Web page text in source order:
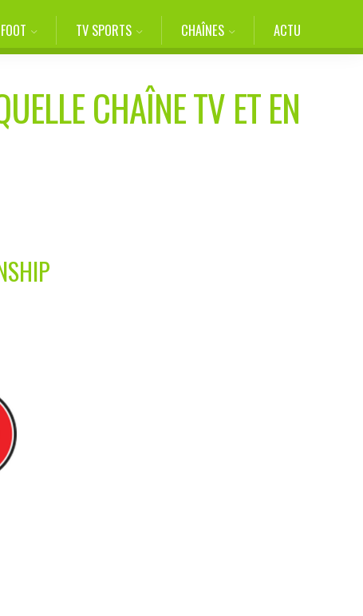
TV SPORTS CHAÎNES ACTU
CHAÎNE TV ET EN